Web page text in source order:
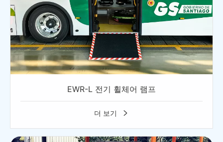
EWR-L 전기 휠체어 램프
더 보기 